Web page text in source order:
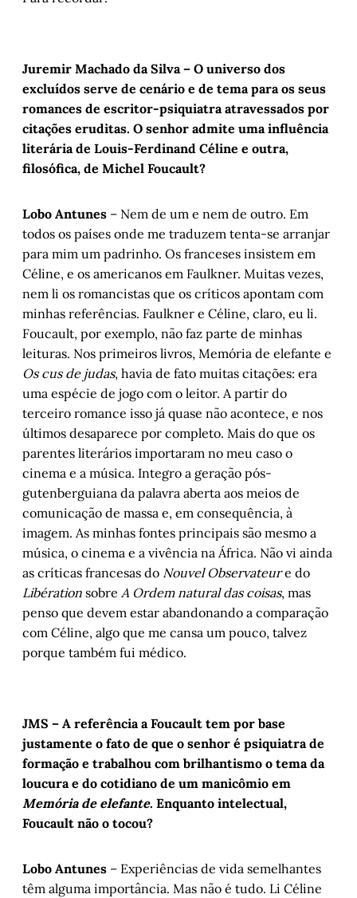
Juremir Machado da Silva – O universo dos
excluídos serve de cenário e de tema para os seus
romances de escritor-psiquiatra atravessados por
citações eruditas. O senhor admite uma influência
literária de Louis-Ferdinand Céline e outra,
filosófica, de Michel Foucault?
Lobo Antunes – Nem de um e nem de outro. Em
todos os países onde me traduzem tenta-se arranjar
para mim um padrinho. Os franceses insistem em
Céline, e os americanos em Faulkner. Muitas vezes,
nem li os romancistas que os críticos apontam com
minhas referências. Faulkner e Céline, claro, eu li.
Foucault, por exemplo, não faz parte de minhas
leituras. Nos primeiros livros, Memória de elefante e
Os cus de judas, havia de fato muitas citações: era
uma espécie de jogo com o leitor. A partir do
terceiro romance isso já quase não acontece, e nos
últimos desaparece por completo. Mais do que os
parentes literários importaram no meu caso o
cinema e a música. Integro a geração pós-
gutenberguiana da palavra aberta aos meios de
comunicação de massa e, em consequência, à
imagem. As minhas fontes principais são mesmo a
música, o cinema e a vivência na África. Não vi ainda
as críticas francesas do Nouvel Observateure do
Libération sobre A Ordem natural das coisas, mas
penso que devem estar abandonando a comparação
com Céline, algo que me cansa um pouco, talvez
porque também fui médico.
JMS – A referência a Foucault tem por base
justamente o fato de que o senhor é psiquiatra de
formação e trabalhou com brilhantismo o tema da
loucura e do cotidiano de um manicômio em
Memória de elefante. Enquanto intelectual,
Foucault não o tocou?
Lobo Antunes – Experiências de vida semelhantes
têm alguma importância. Mas não é tudo. Li Céline